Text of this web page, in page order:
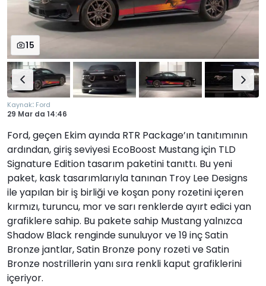
15
Kaynak: Ford
29 Mar da 14:46
Ford, geçen Ekim ayında RTR Package’ın tanıtımının
ardından, giriş seviyesi EcoBoost Mustang için TLD
Signature Edition tasarım paketini tanıttı. Bu yeni
paket, kask tasarımlarıyla tanınan Troy Lee Designs
ile yapılan bir iş birliği ve koşan pony rozetini içeren
kırmızı, turuncu, mor ve sarı renklerde ayırt edici yan
grafiklere sahip. Bu pakete sahip Mustang yalnızca
Shadow Black renginde sunuluyor ve 19 inç Satin
Bronze jantlar, Satin Bronze pony rozeti ve Satin
Bronze nostrillerin yanı sıra renkli kaput grafiklerini
içeriyor.